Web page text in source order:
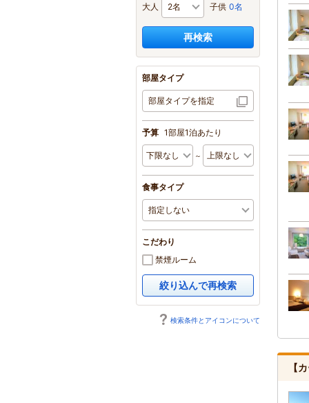
大人 子供 0名
再検索
部屋タイプ
部屋タイプを指定
予算 1部屋1泊あたり
～
食事タイプ
こだわり
禁煙ルーム
絞り込んで再検索
検索条件とアイコンについて
【